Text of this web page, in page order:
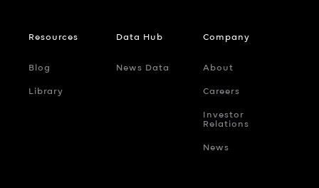
Resources
Blog
Library
Data Hub
News Data
Company
About
Careers
Investor
Relations
News